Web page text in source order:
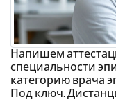
Напишем
специальности
категорию врача
Под ключ.